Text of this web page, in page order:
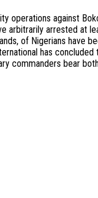
operations against
arbitrarily arrested at
of Nigerians have
has
commanders bear